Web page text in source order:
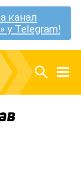
канал
у Telegram!